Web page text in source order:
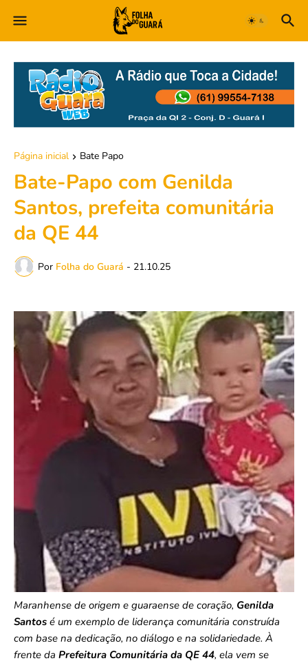
Página inicial Bate Papo
Bate-Papo com Genilda
Santos, prefeita comunitária
da QE 44
Por Folha do Guará - 21.10.25
Maranhense de origem e guaraense de coração, Genilda
Santos é um exemplo de liderança comunitária construída
com base na dedicação, no diálogo e na solidariedade. À
frente da Prefeitura Comunitária da QE 44, ela vem se